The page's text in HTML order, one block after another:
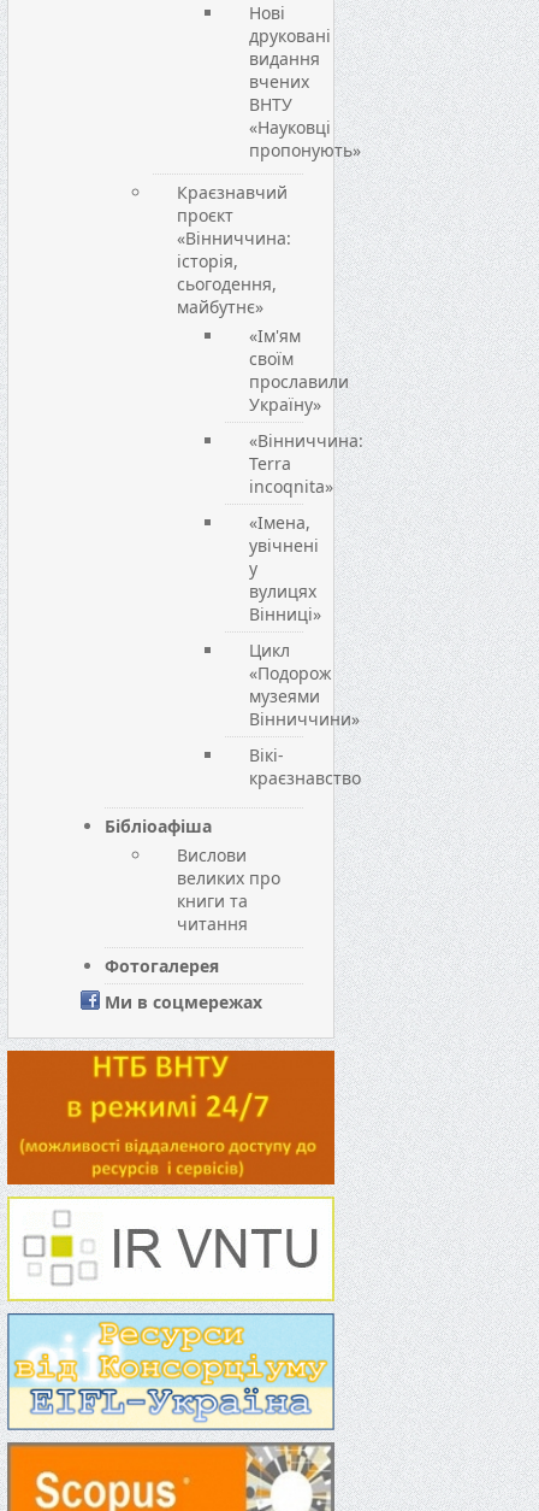
Нові
друковані
видання
вчених
ВНТУ
«Науковці
пропонують»
Краєзнавчий
проєкт
«Вінниччина:
історія,
сьогодення,
майбутнє»
«Ім'ям
своїм
прославили
Україну»
«Вінниччина:
Terra
incoqnita»
«Імена,
увічнені
у
вулицях
Вінниці»
Цикл
«Подорож
музеями
Вінниччини»
Вікі-
краєзнавство
Бібліоафіша
Вислови
великих про
книги та
читання
Фотогалерея
Ми в соцмережах